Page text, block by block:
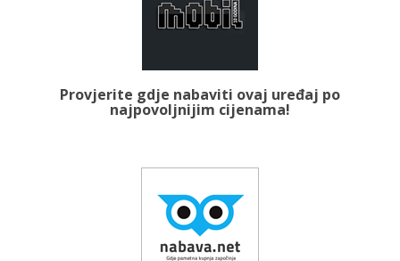
Provjerite gdje nabaviti ovaj uređaj po
najpovoljnijim cijenama!